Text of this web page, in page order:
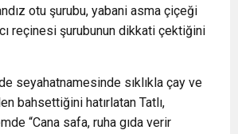
otu şurubu, yabani asma çiçeği
reçinesi şurubunun dikkati çektiğini
seyahatnamesinde sıklıkla çay ve
bahsettiğini hatırlatan Tatlı,
“Cana safa, ruha gıda verir